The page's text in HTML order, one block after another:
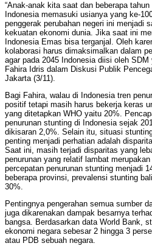
“Anak-anak kita saat dan beberapa
Indonesia memasuki usianya yang ke-
penggerak perubahan negeri ini menjadi
kekuatan ekonomi dunia. Jika saat ini
Indonesia Emas bisa terganjal. Oleh
kolaborasi harus dimaksimalkan dalam
agar pada 2045 Indonesia diisi oleh SDM
Fahira Idris dalam Diskusi Publik
Jakarta (3/11).
Bagi Fahira, walau di Indonesia tren
positif tetapi masih harus bekerja keras
yang ditetapkan WHO yaitu 20%.
penurunan stunting di Indonesia sejak
dikisaran 2,0%. Selain itu, situasi
penting menjadi perhatian adalah
Saat ini, masih terjadi disparitas yang
penurunan yang relatif lambat
percepatan penurunan stunting menjadi
beberapa provinsi, prevalensi stunting
30%.
Pentingnya pengerahan semua sumber
juga dikarenakan dampak besarnya
bangsa. Berdasarkan data World Bank,
ekonomi negara sebesar 2 hingga 3
atau PDB sebuah negara.